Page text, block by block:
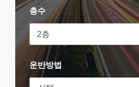
층수
운반방법